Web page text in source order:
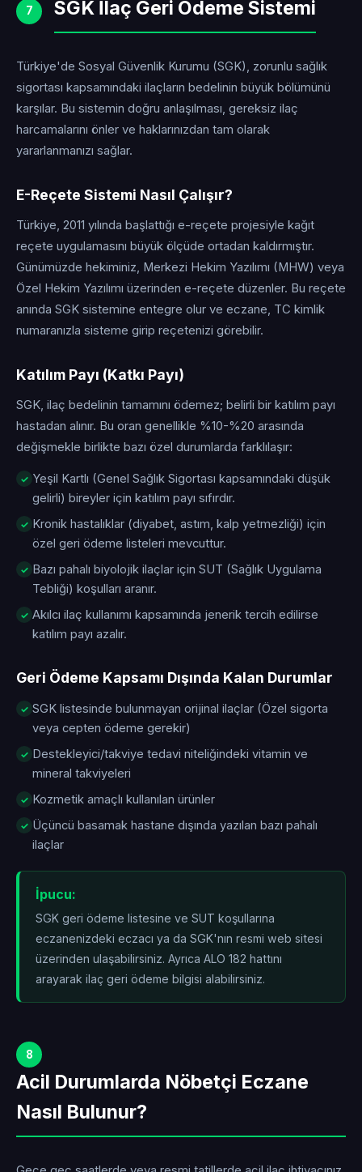
7 SGK İlaç Geri Ödeme Sistemi
Türkiye'de Sosyal Güvenlik Kurumu (SGK), zorunlu sağlık
sigortası kapsamındaki ilaçların bedelinin büyük bölümünü
karşılar. Bu sistemin doğru anlaşılması, gereksiz ilaç
harcamalarını önler ve haklarınızdan tam olarak
yararlanmanızı sağlar.
E-Reçete Sistemi Nasıl Çalışır?
Türkiye, 2011 yılında başlattığı e-reçete projesiyle kağıt
reçete uygulamasını büyük ölçüde ortadan kaldırmıştır.
Günümüzde hekiminiz, Merkezi Hekim Yazılımı (MHW) veya
Özel Hekim Yazılımı üzerinden e-reçete düzenler. Bu reçete
anında SGK sistemine entegre olur ve eczane, TC kimlik
numaranızla sisteme girip reçetenizi görebilir.
Katılım Payı (Katkı Payı)
SGK, ilaç bedelinin tamamını ödemez; belirli bir katılım payı
hastadan alınır. Bu oran genellikle %10-%20 arasında
değişmekle birlikte bazı özel durumlarda farklılaşır:
Yeşil Kartlı (Genel Sağlık Sigortası kapsamındaki düşük
gelirli) bireyler için katılım payı sıfırdır.
Kronik hastalıklar (diyabet, astım, kalp yetmezliği) için
özel geri ödeme listeleri mevcuttur.
Bazı pahalı biyolojik ilaçlar için SUT (Sağlık Uygulama
Tebliği) koşulları aranır.
Akılcı ilaç kullanımı kapsamında jenerik tercih edilirse
katılım payı azalır.
Geri Ödeme Kapsamı Dışında Kalan Durumlar
SGK listesinde bulunmayan orijinal ilaçlar (Özel sigorta
veya cepten ödeme gerekir)
Destekleyici/takviye tedavi niteliğindeki vitamin ve
mineral takviyeleri
Kozmetik amaçlı kullanılan ürünler
Üçüncü basamak hastane dışında yazılan bazı pahalı
ilaçlar
İpucu:
SGK geri ödeme listesine ve SUT koşullarına
eczanenizdeki eczacı ya da SGK'nın resmi web sitesi
üzerinden ulaşabilirsiniz. Ayrıca ALO 182 hattını
arayarak ilaç geri ödeme bilgisi alabilirsiniz.
8
Acil Durumlarda Nöbetçi Eczane
Nasıl Bulunur?